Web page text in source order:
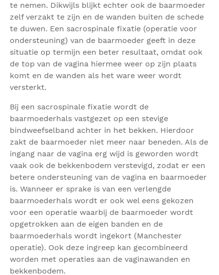
te nemen. Dikwijls blijkt echter ook de baarmoeder
zelf verzakt te zijn en de wanden buiten de schede
te duwen. Een sacrospinale fixatie (operatie voor
ondersteuning) van de baarmoeder geeft in deze
situatie op termijn een beter resultaat, omdat ook
de top van de vagina hiermee weer op zijn plaats
komt en de wanden als het ware weer wordt
versterkt.
Bij een sacrospinale fixatie wordt de
baarmoederhals vastgezet op een stevige
bindweefselband achter in het bekken. Hierdoor
zakt de baarmoeder niet meer naar beneden. Als de
ingang naar de vagina erg wijd is geworden wordt
vaak ook de bekkenbodem verstevigd, zodat er een
betere ondersteuning van de vagina en baarmoeder
is. Wanneer er sprake is van een verlengde
baarmoederhals wordt er ook wel eens gekozen
voor een operatie waarbij de baarmoeder wordt
opgetrokken aan de eigen banden en de
baarmoederhals wordt ingekort (Manchester
operatie). Ook deze ingreep kan gecombineerd
worden met operaties aan de vaginawanden en
bekkenbodem.